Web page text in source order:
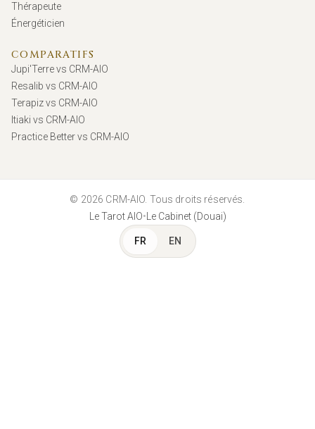
Thérapeute
Énergéticien
COMPARATIFS
Jupi'Terre vs CRM-AIO
Resalib vs CRM-AIO
Terapiz vs CRM-AIO
Itiaki vs CRM-AIO
Practice Better vs CRM-AIO
© 2026 CRM-AIO. Tous droits réservés.
Le Tarot AIO•Le Cabinet (Douai)
FR EN